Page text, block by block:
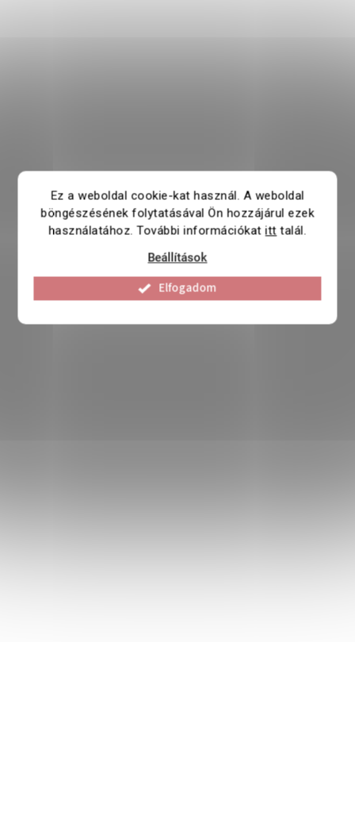
Ez a weboldal cookie-kat használ. A weboldal
böngészésének folytatásával Ön hozzájárul ezek
használatához. További információkatitt talál.
Beállítások
Elfogadom